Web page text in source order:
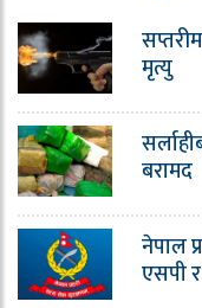
मृत्यु
बरामद
नेपाल
एसपी